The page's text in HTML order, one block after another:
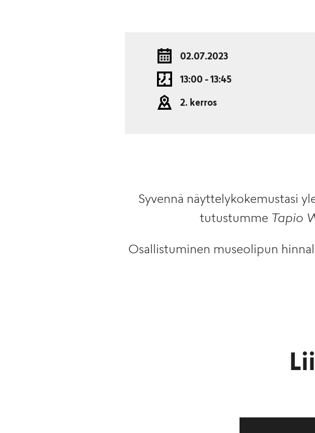
02.07.2023
13:00 - 13:45
2. kerros
Syvennä näyttelykokemustasi
tutustumme Tapio
Osallistuminen museolipun